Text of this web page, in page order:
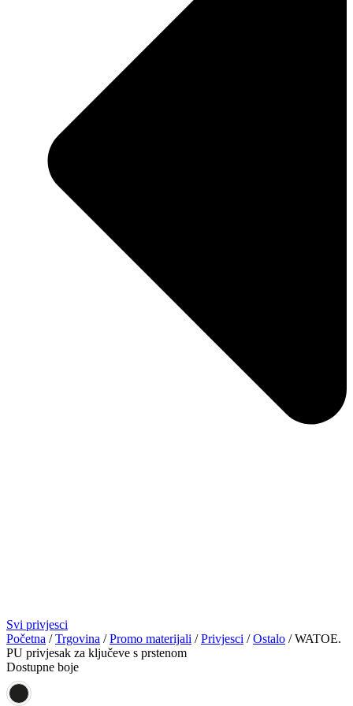
Svi privjesci
Početna /Trgovina /Promo materijali /Privjesci /Ostalo / WATOE.
PU privjesak za ključeve s prstenom
Dostupne boje